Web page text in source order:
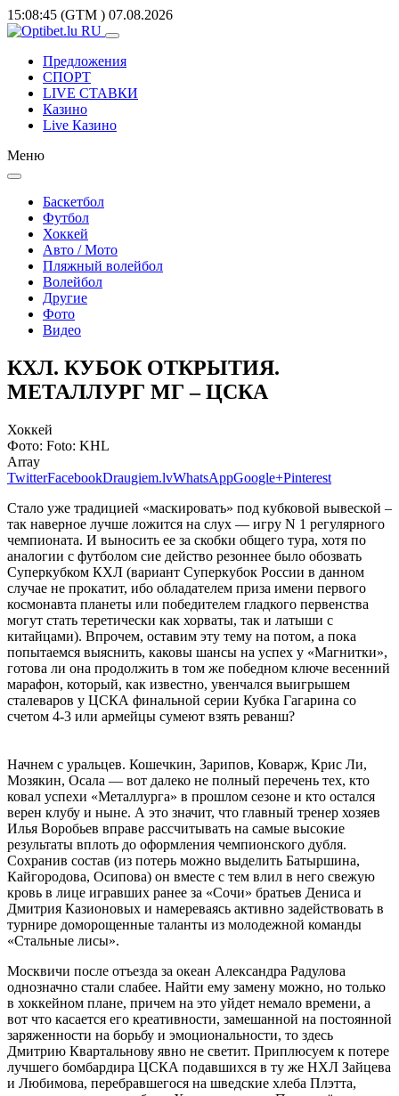
15:08:45 (GTM ) 07.08.2026
Предложения
СПОРТ
LIVE СТАВКИ
Казино
Live Казино
Меню
Баскетбол
Футбол
Хоккей
Авто / Мото
Пляжный волейбол
Волейбол
Другие
Фото
Видео
КХЛ. КУБОК ОТКРЫТИЯ.
МЕТАЛЛУРГ МГ – ЦСКА
Хоккей
Фото: Foto: KHL
Array
TwitterFacebookDraugiem.lvWhatsAppGoogle+Pinterest
Стало уже традицией «маскировать» под кубковой вывеской –
так наверное лучше ложится на слух — игру N 1 регулярного
чемпионата. И выносить ее за скобки общего тура, хотя по
аналогии с футболом сие действо резоннее было обозвать
Суперкубком КХЛ (вариант Суперкубок России в данном
случае не прокатит, ибо обладателем приза имени первого
космонавта планеты или победителем гладкого первенства
могут стать теретически как хорваты, так и латыши с
китайцами). Впрочем, оставим эту тему на потом, а пока
попытаемся выяснить, каковы шансы на успех у «Магнитки»,
готова ли она продолжить в том же победном ключе весенний
марафон, который, как известно, увенчался выигрышем
сталеваров у ЦСКА финальной серии Кубка Гагарина со
счетом 4-3 или армейцы сумеют взять реванш?
Начнем с уральцев. Кошечкин, Зарипов, Коварж, Крис Ли,
Мозякин, Осала — вот далеко не полный перечень тех, кто
ковал успехи «Металлурга» в прошлом сезоне и кто остался
верен клубу и ныне. А это значит, что главный тренер хозяев
Илья Воробьев вправе рассчитывать на самые высокие
результаты вплоть до оформления чемпионского дубля.
Сохранив состав (из потерь можно выделить Батыршина,
Кайгородова, Осипова) он вместе с тем влил в него свежую
кровь в лице игравших ранее за «Сочи» братьев Дениса и
Дмитрия Казионовых и намереваясь активно задействовать в
турнире доморощенные таланты из молодежной команды
«Стальные лисы».
Москвичи после отъезда за океан Александра Радулова
однозначно стали слабее. Найти ему замену можно, но только
в хоккейном плане, причем на это уйдет немало времени, а
вот что касается его креативности, замешанной на постоянной
заряженности на борьбу и эмоциональности, то здесь
Дмитрию Квартальнову явно не светит. Приплюсуем к потере
лучшего бомбардира ЦСКА подавшихся в ту же НХЛ Зайцева
и Любимова, перебравшегося на шведские хлеба Плэтта,